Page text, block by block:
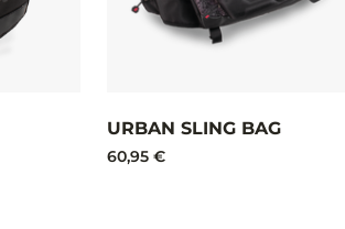
URBAN SLING BAG
60,95 €